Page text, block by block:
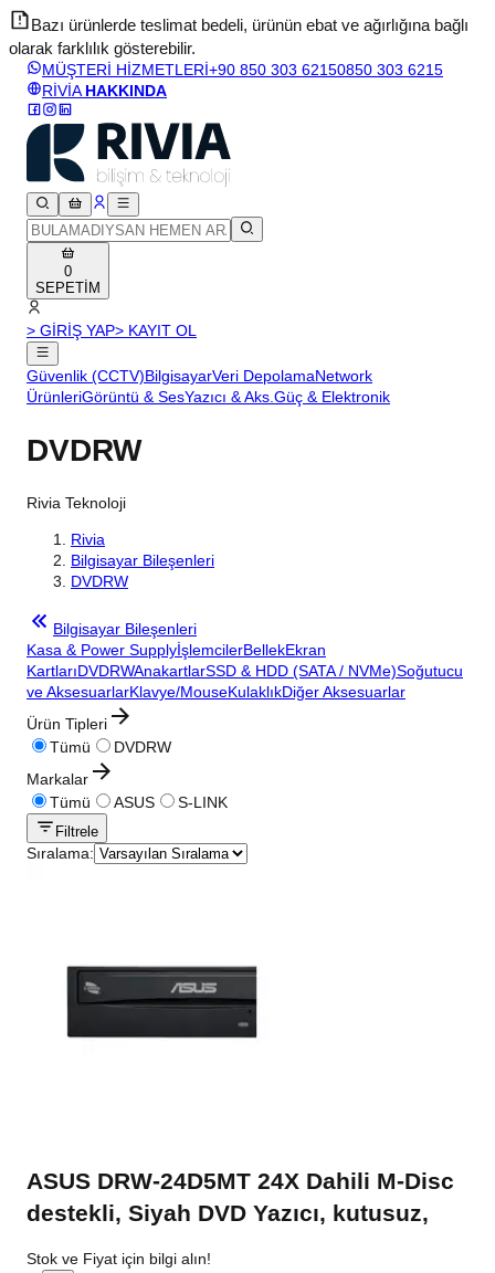
Bazı ürünlerde teslimat bedeli, ürünün ebat ve ağırlığına bağlı
olarak farklılık gösterebilir.
MÜŞTERİ HİZMETLERİ+90 850 303 62150850 303 6215
RİVİA HAKKINDA
0
SEPETİM
> GİRİŞ YAP> KAYIT OL
Güvenlik (CCTV)BilgisayarVeri DepolamaNetwork
ÜrünleriGörüntü & SesYazıcı & Aks.Güç & Elektronik
DVDRW
Rivia Teknoloji
Rivia
Bilgisayar Bileşenleri
DVDRW
Bilgisayar Bileşenleri
Kasa & Power SupplyİşlemcilerBellekEkran
KartlarıDVDRWAnakartlarSSD & HDD (SATA / NVMe)Soğutucu
ve AksesuarlarKlavye/MouseKulaklıkDiğer Aksesuarlar
Ürün Tipleri
Tümü
DVDRW
Markalar
Tümü
ASUS S-LINK
Filtrele
Sıralama:
ASUS DRW-24D5MT 24X Dahili M-Disc
destekli, Siyah DVD Yazıcı, kutusuz,
Stok ve Fiyat için bilgi alın!